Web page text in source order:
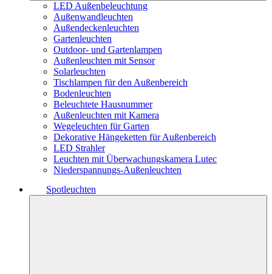
LED Außenbeleuchtung
Außenwandleuchten
Außendeckenleuchten
Gartenleuchten
Outdoor- und Gartenlampen
Außenleuchten mit Sensor
Solarleuchten
Tischlampen für den Außenbereich
Bodenleuchten
Beleuchtete Hausnummer
Außenleuchten mit Kamera
Wegeleuchten für Garten
Dekorative Hängeketten für Außenbereich
LED Strahler
Leuchten mit Überwachungskamera Lutec
Niederspannungs-Außenleuchten
Spotleuchten